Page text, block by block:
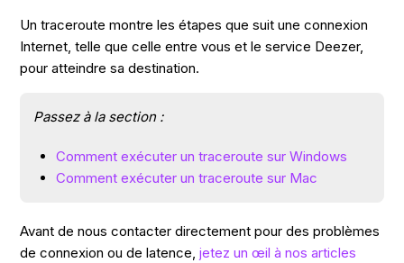
Un traceroute montre les étapes que suit une connexion
Internet, telle que celle entre vous et le service Deezer,
pour atteindre sa destination.
Passez à la section :
Comment exécuter un traceroute sur Windows
Comment exécuter un traceroute sur Mac
Avant de nous contacter directement pour des problèmes
de connexion ou de latence,jetez un œil à nos articles